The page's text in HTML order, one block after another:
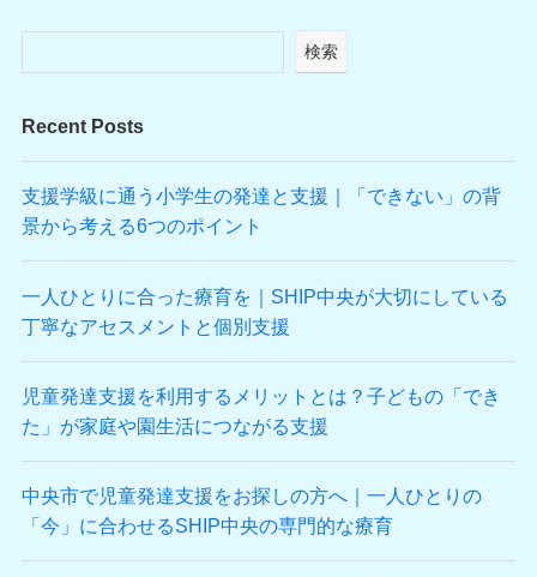
検索
Recent Posts
支援学級に通う小学生の発達と支援｜「できない」の背
景から考える6つのポイント
一人ひとりに合った療育を｜SHIP中央が大切にしている
丁寧なアセスメントと個別支援
児童発達支援を利用するメリットとは？子どもの「でき
た」が家庭や園生活につながる支援
中央市で児童発達支援をお探しの方へ｜一人ひとりの
「今」に合わせるSHIP中央の専門的な療育